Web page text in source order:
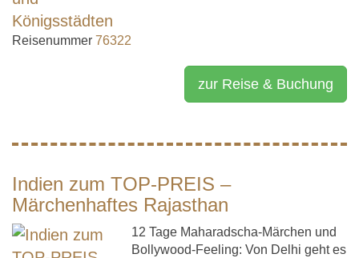
Reisenummer 76322
zur Reise & Buchung
Indien zum TOP-PREIS –
Märchenhaftes Rajasthan
12 Tage Maharadscha-Märchen und
Bollywood-Feeling: Von Delhi geht es